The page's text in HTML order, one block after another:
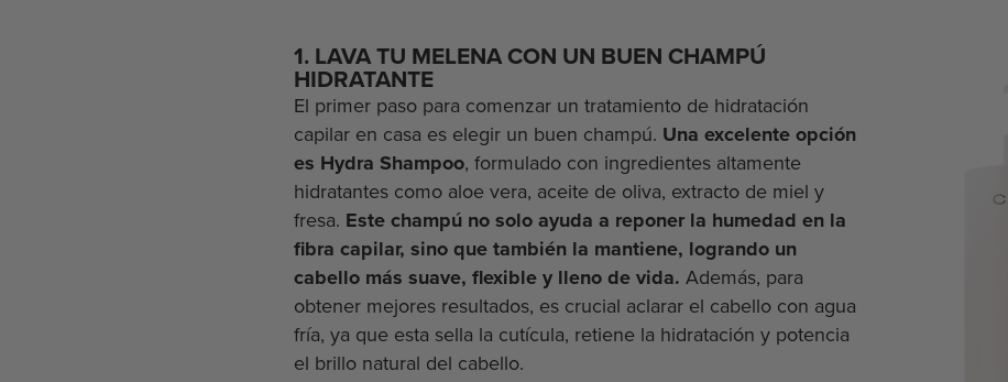
1. LAVA TU MELENA CON UN BUEN CHAMPÚ
HIDRATANTE
El primer paso para comenzar un tratamiento de hidratación
capilar en casa es elegir un buen champú. Una excelente opción
es Hydra Shampoo, formulado con ingredientes altamente
hidratantes como aloe vera, aceite de oliva, extracto de miel y
fresa. Este champú no solo ayuda a reponer la humedad en la
fibra capilar, sino que también la mantiene, logrando un
cabello más suave, flexible y lleno de vida. Además, para
obtener mejores resultados, es crucial aclarar el cabello con agua
fría, ya que esta sella la cutícula, retiene la hidratación y potencia
el brillo natural del cabello.